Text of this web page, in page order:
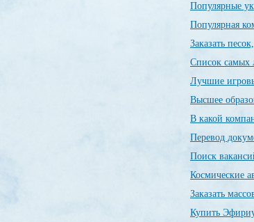
Популярные
Популярная
Заказать
Список самых
Лучшие
Высшее
В какой
Перевод
Поиск
Космические
Заказать
Купить